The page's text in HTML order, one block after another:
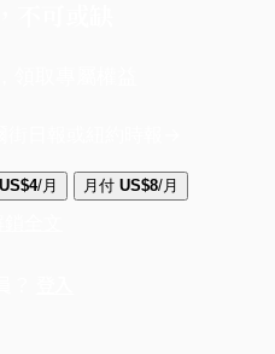
/月 月付 US$8/月